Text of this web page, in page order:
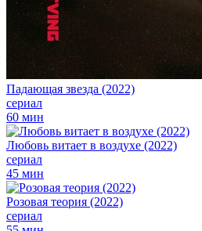
Падающая звезда (2022)
сериал
60 мин
Любовь витает в воздухе (2022)
сериал
45 мин
Розовая теория (2022)
сериал